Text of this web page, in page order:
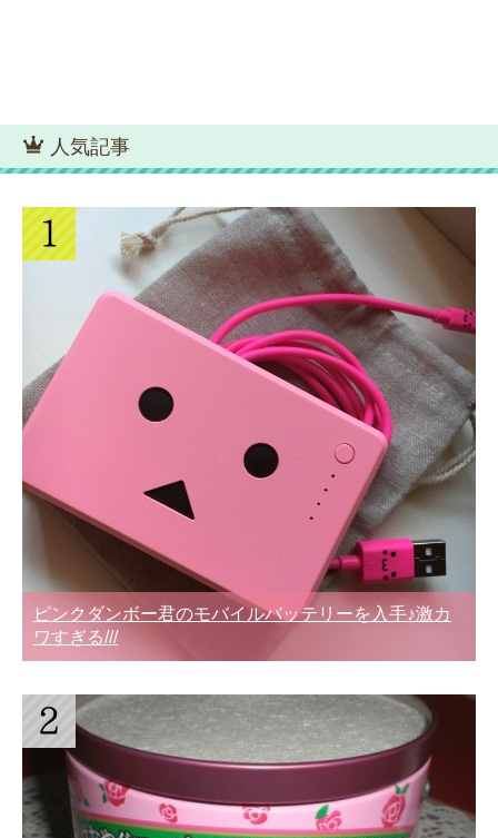
人気記事
ピンクダンボー君のモバイルバッテリーを入手♪激カ
ワすぎる///